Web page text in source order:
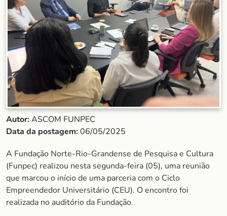
Autor:ASCOM FUNPEC
Data da postagem:06/05/2025
A Fundação Norte-Rio-Grandense de Pesquisa e Cultura
(Funpec) realizou nesta segunda-feira (05), uma reunião
que marcou o início de uma parceria com o Ciclo
Empreendedor Universitário (CEU). O encontro foi
realizada no auditório da Fundação.